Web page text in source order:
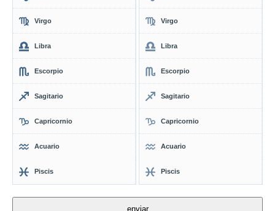
Virgo
Libra
Escorpio
Sagitario
Capricornio
Acuario
Piscis
Virgo
Libra
Escorpio
Sagitario
Capricornio
Acuario
Piscis